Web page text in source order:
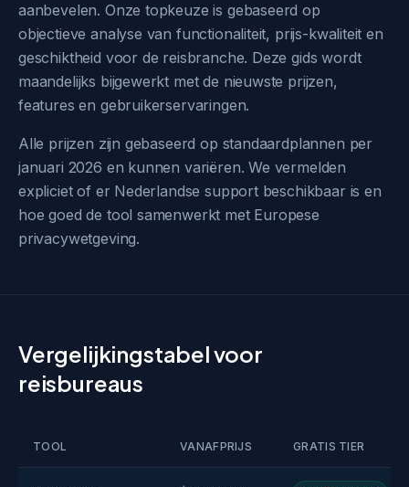
aanbevelen. Onze topkeuze is gebaseerd op
objectieve analyse van functionaliteit, prijs-kwaliteit en
geschiktheid voor de reisbranche. Deze gids wordt
maandelijks bijgewerkt met de nieuwste prijzen,
features en gebruikerservaringen.
Alle prijzen zijn gebaseerd op standaardplannen per
januari 2026 en kunnen variëren. We vermelden
expliciet of er Nederlandse support beschikbaar is en
hoe goed de tool samenwerkt met Europese
privacywetgeving.
Vergelijkingstabel voor
reisbureaus
TOOL VANAFPRIJS GRATIS TIER